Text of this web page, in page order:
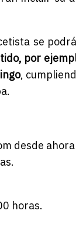
se
por
,
ahora
horas.